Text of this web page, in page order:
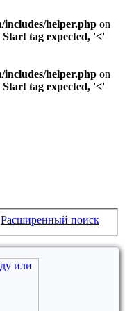
includes/helper.php on
tag expected, '<'
includes/helper.php on
tag expected, '<'
Расширенный поиск